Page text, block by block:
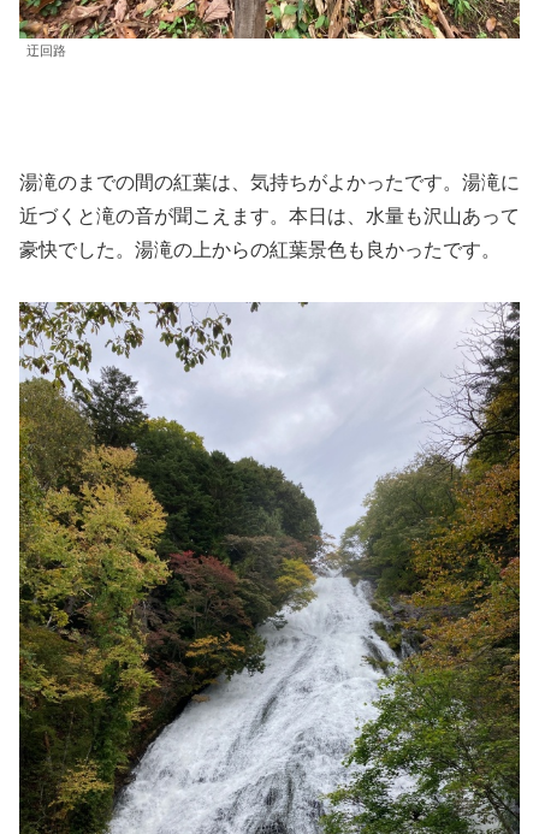
迂回路
湯滝のまでの間の紅葉は、気持ちがよかったです。湯滝に
近づくと滝の音が聞こえます。本日は、水量も沢山あって
豪快でした。湯滝の上からの紅葉景色も良かったです。